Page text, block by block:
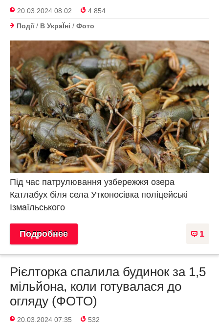
20.03.2024 08:02
4 854
Події/ В УкраЇнi / Фото
Під час патрулювання узбережжя озера
Катлабух біля села Утконосівка поліцейські
Ізмаїльського
1
Подробнее
Рієлторка спалила будинок за 1,5
мільйона, коли готувалася до
огляду (ФОТО)
20.03.2024 07:35
532